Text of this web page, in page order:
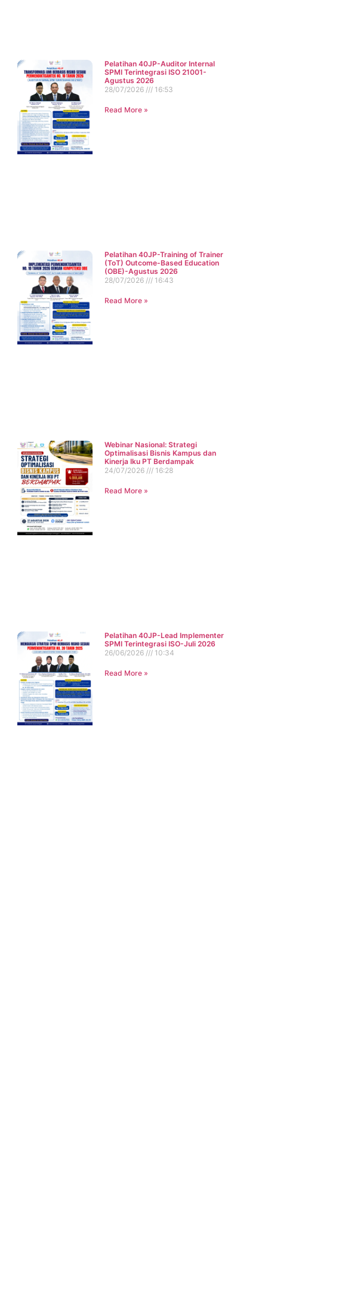
Pelatihan 40JP-Auditor Internal
SPMI Terintegrasi ISO 21001-
Agustus 2026
28/07/2026
16:53
Read More »
Pelatihan 40JP-Training of Trainer
(ToT) Outcome-Based Education
(OBE)-Agustus 2026
28/07/2026
16:43
Read More »
Webinar Nasional: Strategi
Optimalisasi Bisnis Kampus dan
Kinerja Iku PT Berdampak
24/07/2026
16:28
Read More »
Pelatihan 40JP-Lead Implementer
SPMI Terintegrasi ISO-Juli 2026
26/06/2026
10:34
Read More »